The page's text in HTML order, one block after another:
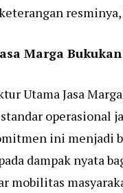
resminya,
Marga
Utama Jasa
operasional
ini menjadi
dampak nyata
mobilitas